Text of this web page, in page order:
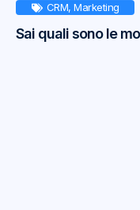
CRM, Marketing
Sai quali sono le